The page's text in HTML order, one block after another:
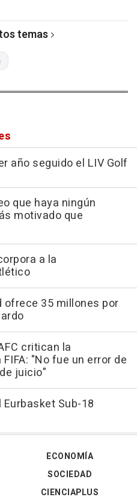
temas
año seguido el LIV Golf
que haya ningún
motivado que
a la
ofrece 35 millones por
critican la
"No fue un error de
juicio"
Sub-18
ECONOMÍA
SOCIEDAD
CIENCIAPLUS